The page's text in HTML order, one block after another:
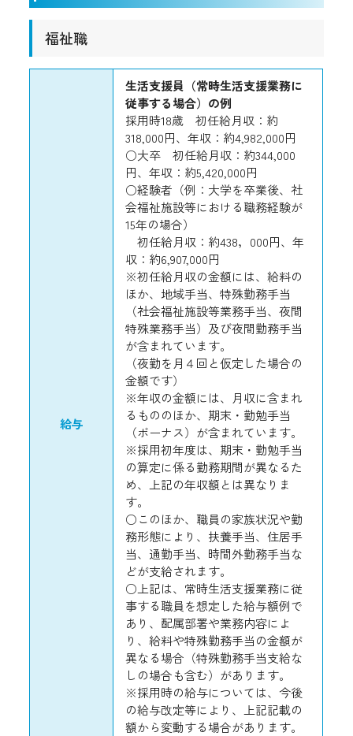
福祉職
給与
生活支援員（常時生活支援業務に
従事する場合）の例
採用時18歳 初任給月収：約
318,000円、年収：約4,982,000円
○大卒 初任給月収：約344,000
円、年収：約5,420,000円
○経験者（例：大学を卒業後、社
会福祉施設等における職務経験が
15年の場合）
初任給月収：約438，000円、年
収：約6,907,000円
※初任給月収の金額には、給料の
ほか、地域手当、特殊勤務手当
（社会福祉施設等業務手当、夜間
特殊業務手当）及び夜間勤務手当
が含まれています。
（夜勤を月４回と仮定した場合の
金額です）
※年収の金額には、月収に含まれ
るもののほか、期末・勤勉手当
（ボーナス）が含まれています。
※採用初年度は、期末・勤勉手当
の算定に係る勤務期間が異なるた
め、上記の年収額とは異なりま
す。
○このほか、職員の家族状況や勤
務形態により、扶養手当、住居手
当、通勤手当、時間外勤務手当な
どが支給されます。
○上記は、常時生活支援業務に従
事する職員を想定した給与額例で
あり、配属部署や業務内容によ
り、給料や特殊勤務手当の金額が
異なる場合（特殊勤務手当支給な
しの場合も含む）があります。
※採用時の給与については、今後
の給与改定等により、上記記載の
額から変動する場合があります。